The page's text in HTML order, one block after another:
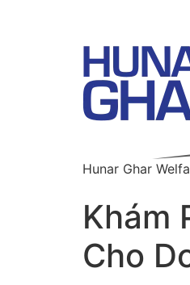
Hunar Ghar
Khám
Cho